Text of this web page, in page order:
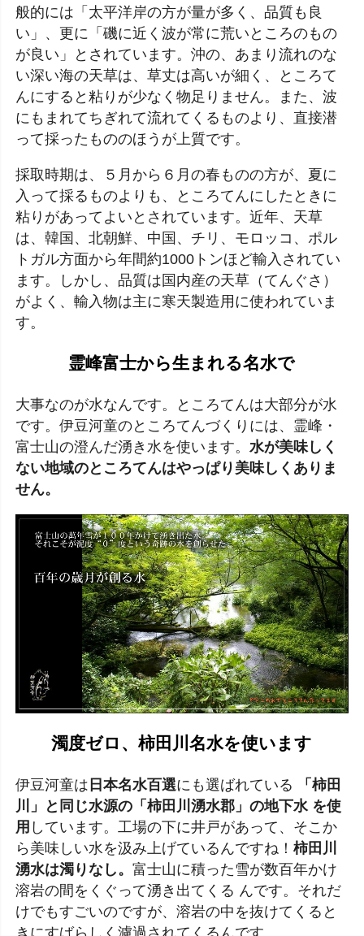
般的には「太平洋岸の方が量が多く、品質も良
い」、更に「磯に近く波が常に荒いところのもの
が良い」とされています。沖の、あまり流れのな
い深い海の天草は、草丈は高いが細く、ところて
んにすると粘りが少なく物足りません。また、波
にもまれてちぎれて流れてくるものより、直接潜
って採ったもののほうが上質です。
採取時期は、５月から６月の春ものの方が、夏に
入って採るものよりも、ところてんにしたときに
粘りがあってよいとされています。近年、天草
は、韓国、北朝鮮、中国、チリ、モロッコ、ポル
トガル方面から年間約1000トンほど輸入されてい
ます。しかし、品質は国内産の天草（てんぐさ）
がよく、輸入物は主に寒天製造用に使われていま
す。
霊峰富士から生まれる名水で
大事なのが水なんです。ところてんは大部分が水
です。伊豆河童のところてんづくりには、霊峰・
富士山の澄んだ湧き水を使います。 水が美味しく
ない地域のところてんはやっぱり美味しくありま
せん。
濁度ゼロ、柿田川名水を使います
伊豆河童は 日本名水百選にも選ばれている 「柿田
川」と同じ水源の「柿田川湧水郡」の地下水 を使
用 しています。工場の下に井戸があって、そこか
ら美味しい水を汲み上げているんですね！ 柿田川
湧水は濁りなし。 富士山に積った雪が数百年かけ
溶岩の間をくぐって湧き出てくる んです。それだ
けでもすごいのですが、溶岩の中を抜けてくると
きにすばらしく濾過されてくるんです